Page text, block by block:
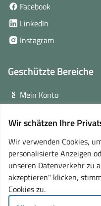
Wir schätzen Ihre
Wir verwenden Cookies,
personalisierte Anzeigen
unseren Datenverkehr zu
akzeptieren" klicken,
Cookies zu.
Facebook
Fenster)
LinkedIn
neuem
Instagram(öffnet
Fenster)
Geschützte Bereiche
Mein Konto
Online-Lernplattform
in
Partner